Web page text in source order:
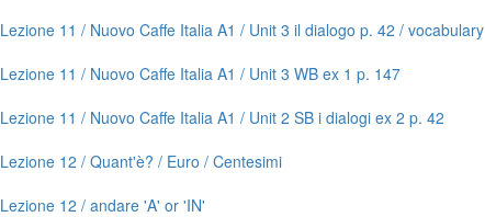
Lezione 11 / Nuovo Caffe Italia A1 / Unit 3 il dialogo p. 42 / vocabulary
Lezione 11 / Nuovo Caffe Italia A1 / Unit 3 WB ex 1 p. 147
Lezione 11 / Nuovo Caffe Italia A1 / Unit 2 SB i dialogi ex 2 p. 42
Lezione 12 / Quant'è? / Euro / Centesimi
Lezione 12 / andare 'A' or 'IN'